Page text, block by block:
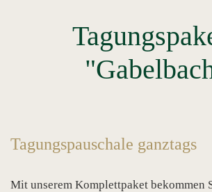
Tagungspauschale ganztags
Mit unserem Komplettpaket bekommen